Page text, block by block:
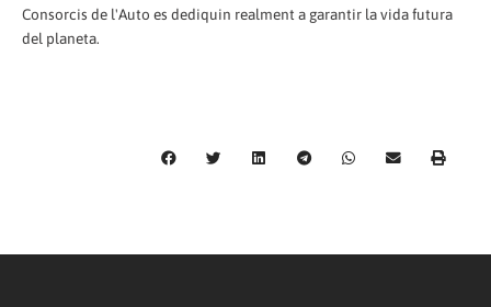
Consorcis de l'Auto es dediquin realment a garantir la vida futura
del planeta.